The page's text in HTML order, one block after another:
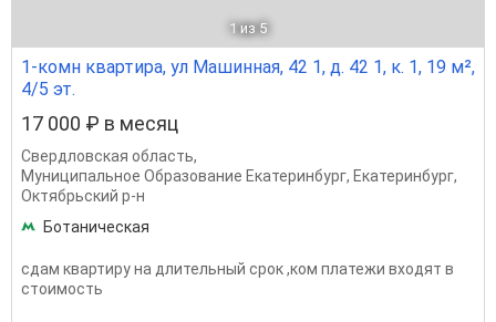
1 из 5
1-комн квартира, ул Машинная, 42 1, д. 42 1, к. 1, 19 м²,
4/5 эт.
17 000 ₽ в месяц
Свердловская область,
Муниципальное Образование Екатеринбург, Екатеринбург,
Октябрьский р-н
Ботаническая
сдам квартиру на длительный срок ,ком платежи входят в
стоимость